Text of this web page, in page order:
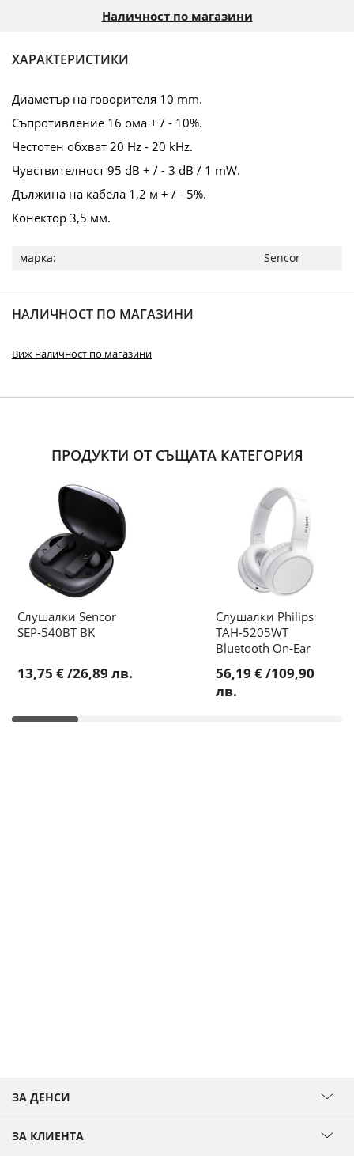
Наличност по магазини
ХАРАКТЕРИСТИКИ
Диаметър на говорителя 10 mm.
Съпротивление 16 ома + / - 10%.
Честотен обхват 20 Hz - 20 kHz.
Чувствителност 95 dB + / - 3 dB / 1 mW.
Дължина на кабела 1,2 м + / - 5%.
Конектор 3,5 мм.
Повече
информация
Sencor
НАЛИЧНОСТ ПО МАГАЗИНИ
Виж наличност по магазини
ПРОДУКТИ ОТ СЪЩАТА КАТЕГОРИЯ
Слушалки Sencor
SEP-540BT BK
13,75 €/26,89 лв.
Слушалки Philips
TAH-5205WT
Bluetooth On-Ear
56,19 €/109,90
лв.
ЗА ДЕНСИ
ЗА КЛИЕНТА